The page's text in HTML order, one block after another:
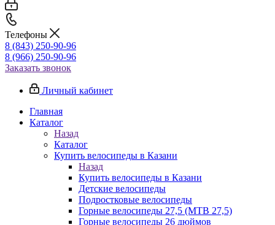
Телефоны
8 (843) 250-90-96
8 (966) 250-90-96
Заказать звонок
Личный кабинет
Главная
Каталог
Назад
Каталог
Купить велосипеды в Казани
Назад
Купить велосипеды в Казани
Детские велосипеды
Подростковые велосипеды
Горные велосипеды 27,5 (MTB 27,5)
Горные велосипеды 26 дюймов